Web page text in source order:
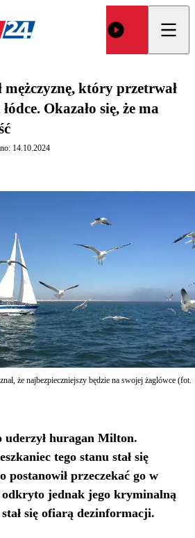
który przetrwał
Okazało się, że ma
14.10.2024
że najbezpieczniejszy będzie na swojej żaglówce (fot.
uderzył huragan Milton.
tego stanu stał się
postanowił przeczekać go w
odkryto jednak jego kryminalną
stał się ofiarą dezinformacji.